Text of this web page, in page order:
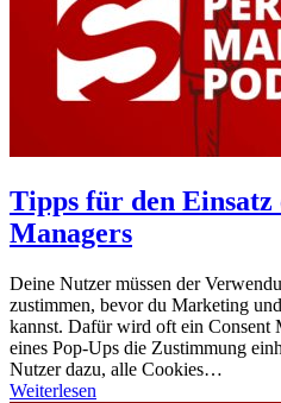
Tipps für den Einsatz
Managers
Deine Nutzer müssen der
zustimmen, bevor du Marketing
kannst. Dafür wird oft ein Consent
eines Pop-Ups die Zustimmung
Nutzer dazu, alle Cookies…
Weiterlesen